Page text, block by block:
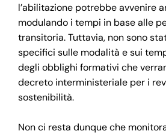
l’abilitazione potrebbe avvenire
modulando i tempi in base alle
transitoria. Tuttavia, non sono
specifici sulle modalità e sui
degli obblighi formativi che
decreto interministeriale per i
sostenibilità.
Non ci resta dunque che